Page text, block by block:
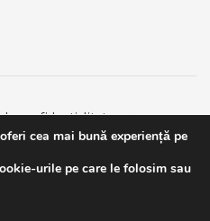
confidentialitate
Newsbpnews.
cea mai bună experiență pe
urile pe care le folosim sau
By continuing to use this
to cookies being used. Visit our